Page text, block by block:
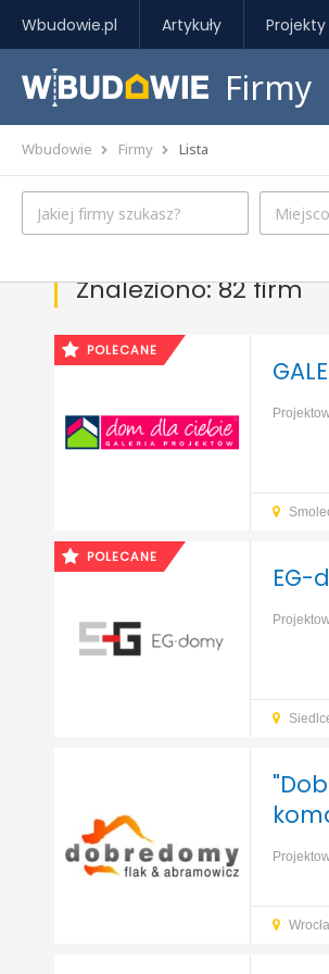
Wbudowie.pl Artykuły
Firmy
Wbudowie Firmy Lista
Znaleziono: 82 firm
POLECANE
POLECANE
EG-